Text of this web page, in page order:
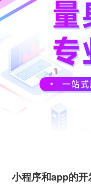
小程序和app的